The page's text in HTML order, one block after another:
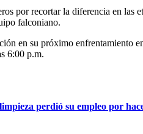
por recortar la diferencia en
falconiano.
en su próximo enfrentamiento
6:00 p.m.
perdió su empleo por